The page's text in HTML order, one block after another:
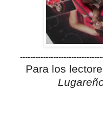
Para los